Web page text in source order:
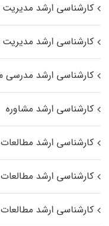
کارشناسی ارشد
کارشناسی ارشد مدیریت
کارشناسی ارشد مدرسی
کارشناسی ارشد مشاوره
کارشناسی ارشد
کارشناسی ارشد
کارشناسی ارشد